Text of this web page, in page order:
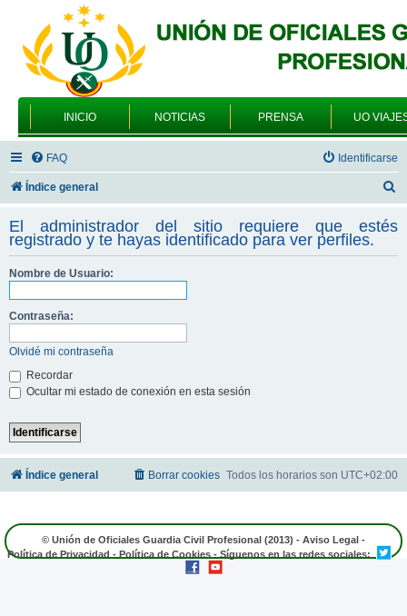
INICIO NOTICIAS PRENSA UO
FAQ Identificarse
Índice general
s
c
El administrador del sitio requiere que estés
registrado y te hayas identificado para ver perfiles.
Nombre de Usuario:
Contraseña:
Olvidé mi contraseña
Recordar
Ocultar mi estado de conexión en esta sesión
Índice general Todos los horarios son UTC+02:00
Borrar cookies
© Unión de Oficiales Guardia Civil Profesional (2013) - Aviso Legal -
Política de Privacidad - Política de Cookies - Síguenos en las redes sociales: